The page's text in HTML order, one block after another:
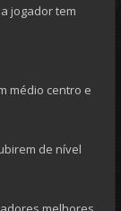
jogador tem
médio centro e
de nível